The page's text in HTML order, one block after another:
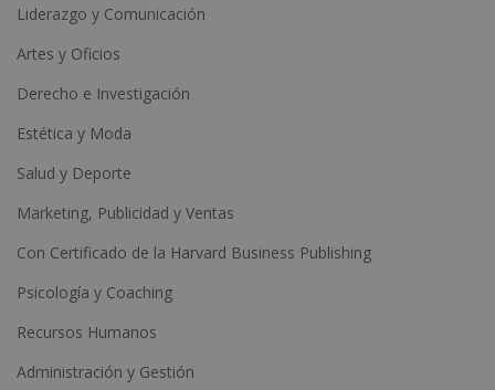
Liderazgo y Comunicación
Artes y Oficios
Derecho e Investigación
Estética y Moda
Salud y Deporte
Marketing, Publicidad y Ventas
Con Certificado de la Harvard Business Publishing
Psicología y Coaching
Recursos Humanos
Administración y Gestión